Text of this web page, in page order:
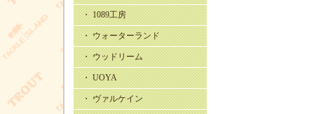
・ 1089工房
・ ウォーターランド
・ ウッドリーム
・ UOYA
・ ヴァルケイン